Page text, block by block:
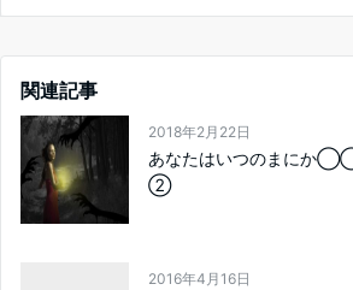
関連記事
2018年2月22日
あなたはいつのまにか
②
2016年4月16日